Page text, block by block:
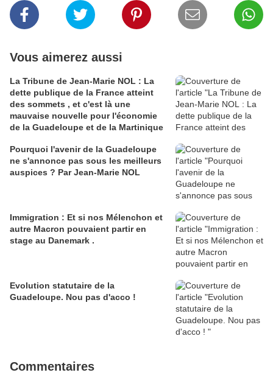
Vous aimerez aussi
La Tribune de Jean-Marie NOL : La
dette publique de la France atteint
des sommets , et c'est là une
mauvaise nouvelle pour l'économie
de la Guadeloupe et de la Martinique
Pourquoi l'avenir de la Guadeloupe
ne s'annonce pas sous les meilleurs
auspices ? Par Jean-Marie NOL
Immigration : Et si nos Mélenchon et
autre Macron pouvaient partir en
stage au Danemark .
Evolution statutaire de la
Guadeloupe. Nou pas d'acco !
Commentaires